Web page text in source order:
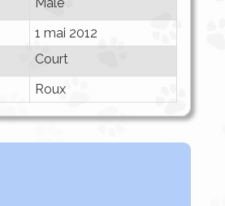
1 mai 2012
Court
Roux